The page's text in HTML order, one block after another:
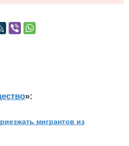
»:
мигрантов из